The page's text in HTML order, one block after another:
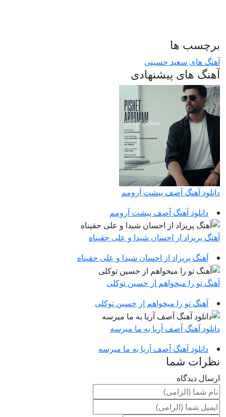
برچسب ها
آهنگ های سعید حسینی
آهنگ های پیشنهادی
دانلود آهنگ آصف پیشت آرومم
دانلود آهنگ آصف پیشت آرومم
آهنگ پریزاد از احسان شیدا و علی حقپناه
آهنگ پریزاد از احسان شیدا و علی حقپناه
آهنگ تو را میخواهم از حسین توکلی
آهنگ تو را میخواهم از حسین توکلی
دانلود آهنگ آصف آریا به ما میرسه
دانلود آهنگ آصف آریا به ما میرسه
نظرات شما
ارسال دیدگاه